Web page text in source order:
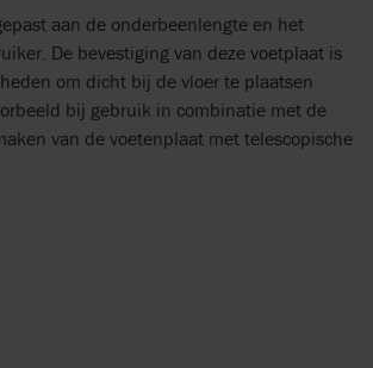
aan de onderbeenlengte en het
De bevestiging van deze voetplaat is
om dicht bij de vloer te plaatsen
bij gebruik in combinatie met de
van de voetenplaat met telescopische